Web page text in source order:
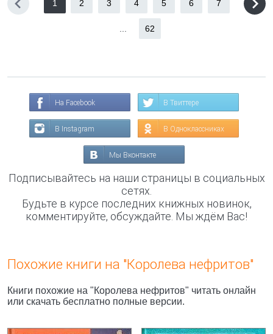
1 2 3 4 5 6 7
62
На Facebook В Твиттере
В Instagram В Одноклассниках
Мы Вконтакте
Подписывайтесь на наши страницы в социальных
сетях.
Будьте в курсе последних книжных новинок,
комментируйте, обсуждайте. Мы ждём Вас!
Похожие книги на "Королева нефритов"
Книги похожие на "Королева нефритов" читать онлайн
или скачать бесплатно полные версии.